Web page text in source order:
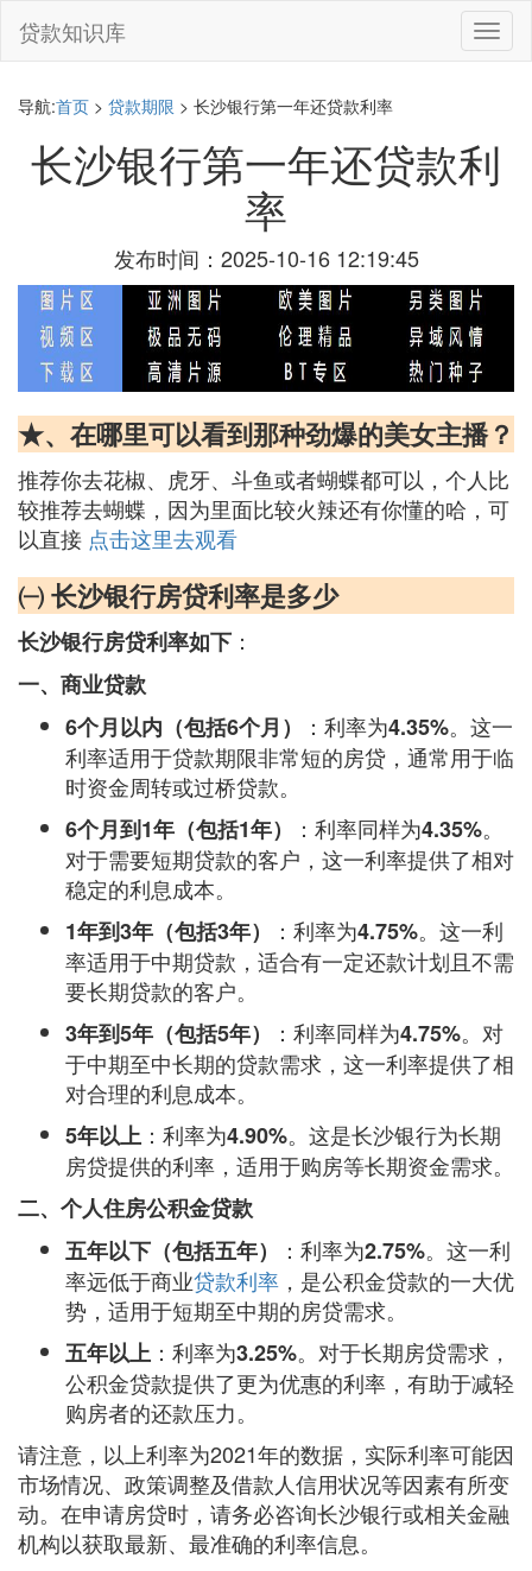
切
换
贷款知识库
导航:首页 > 贷款期限 > 长沙银行第一年还贷款利率
长沙银行第一年还贷款利
率
发布时间：2025-10-16 12:19:45
★、在哪里可以看到那种劲爆的美女主播？
推荐你去花椒、虎牙、斗鱼或者蝴蝶都可以，个人比
较推荐去蝴蝶，因为里面比较火辣还有你懂的哈，可
以直接 点击这里去观看
㈠ 长沙银行房贷利率是多少
长沙银行房贷利率如下 ：
一、商业贷款
6个月以内（包括6个月）
：利率为4.35%。这一
利率适用于贷款期限非常短的房贷，通常用于临
时资金周转或过桥贷款。
6个月到1年（包括1年）
：利率同样为4.35%。
对于需要短期贷款的客户，这一利率提供了相对
稳定的利息成本。
1年到3年（包括3年）
：利率为4.75%。这一利
率适用于中期贷款，适合有一定还款计划且不需
要长期贷款的客户。
3年到5年（包括5年）
：利率同样为4.75%。对
于中期至中长期的贷款需求，这一利率提供了相
对合理的利息成本。
5年以上 ：利率为4.90%。这是长沙银行为长期
房贷提供的利率，适用于购房等长期资金需求。
二、个人住房公积金贷款
五年以下（包括五年）
：利率为2.75%。这一利
率远低于商业贷款利率 ，是公积金贷款的一大优
势，适用于短期至中期的房贷需求。
五年以上 ：利率为3.25%。对于长期房贷需求，
公积金贷款提供了更为优惠的利率，有助于减轻
购房者的还款压力。
请注意，以上利率为2021年的数据，实际利率可能因
市场情况、政策调整及借款人信用状况等因素有所变
动。在申请房贷时，请务必咨询长沙银行或相关金融
机构以获取最新、最准确的利率信息。